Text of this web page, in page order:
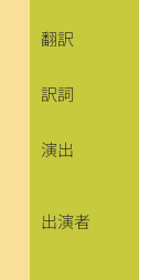
翻訳
訳詞
演出
出演者